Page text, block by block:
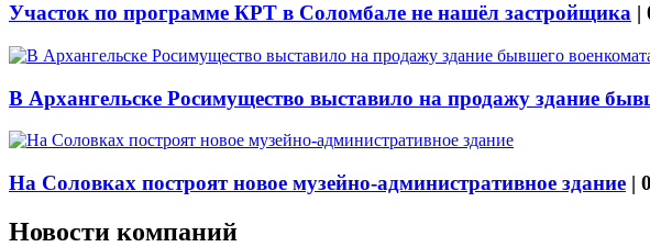
Участок по программе КРТ в Соломбале не нашёл застройщика |
В Архангельске Росимущество выставило на продажу здание
На Соловках построят новое музейно-административное здание |
Новости компаний